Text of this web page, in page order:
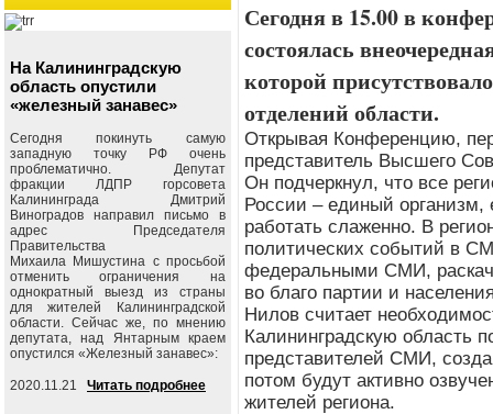
Сегодня в 15.00 в
состоялась
которой
отделений области.
Открывая Конференцию,
представитель Высшего
Он подчеркнул, что все
России – единый организм,
работать слаженно. В
политических событий в
федеральными СМИ,
во благо партии и
Нилов считает
Калининградскую область
представителей СМИ,
потом будут активно
жителей региона.
На Калининградскую
область опустили
«железный занавес»
Сегодня покинуть самую
западную точку РФ очень
проблематично. Депутат
фракции ЛДПР горсовета
Калининграда Дмитрий
Виноградов направил письмо в
адрес Председателя
Правительства
Михаила Мишустина с просьбой
отменить ограничения на
однократный выезд из страны
для жителей Калининградской
области. Сейчас же, по мнению
депутата, над Янтарным краем
опустился «Железный занавес»:
2020.11.21 Читать подробнее